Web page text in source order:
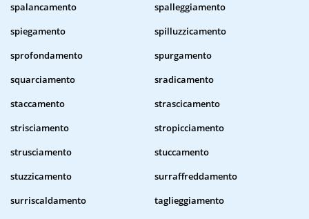
spalancamento
spalleggiamento
spiegamento
spilluzzicamento
sprofondamento
spurgamento
squarciamento
sradicamento
staccamento
strascicamento
strisciamento
stropicciamento
strusciamento
stuccamento
stuzzicamento
surraffreddamento
surriscaldamento
taglieggiamento